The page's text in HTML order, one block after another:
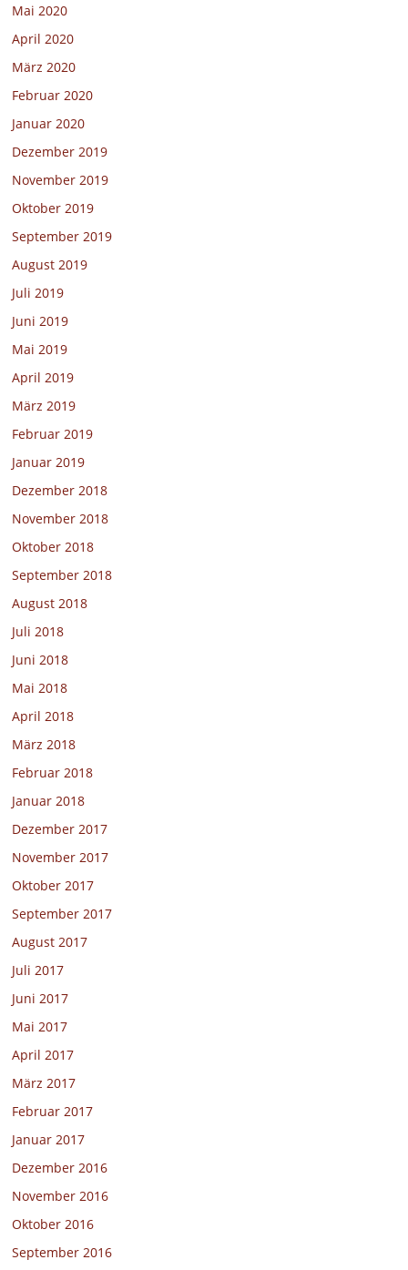
Mai 2020
April 2020
März 2020
Februar 2020
Januar 2020
Dezember 2019
November 2019
Oktober 2019
September 2019
August 2019
Juli 2019
Juni 2019
Mai 2019
April 2019
März 2019
Februar 2019
Januar 2019
Dezember 2018
November 2018
Oktober 2018
September 2018
August 2018
Juli 2018
Juni 2018
Mai 2018
April 2018
März 2018
Februar 2018
Januar 2018
Dezember 2017
November 2017
Oktober 2017
September 2017
August 2017
Juli 2017
Juni 2017
Mai 2017
April 2017
März 2017
Februar 2017
Januar 2017
Dezember 2016
November 2016
Oktober 2016
September 2016